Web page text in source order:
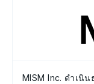
MISM Inc. ดำเนิ